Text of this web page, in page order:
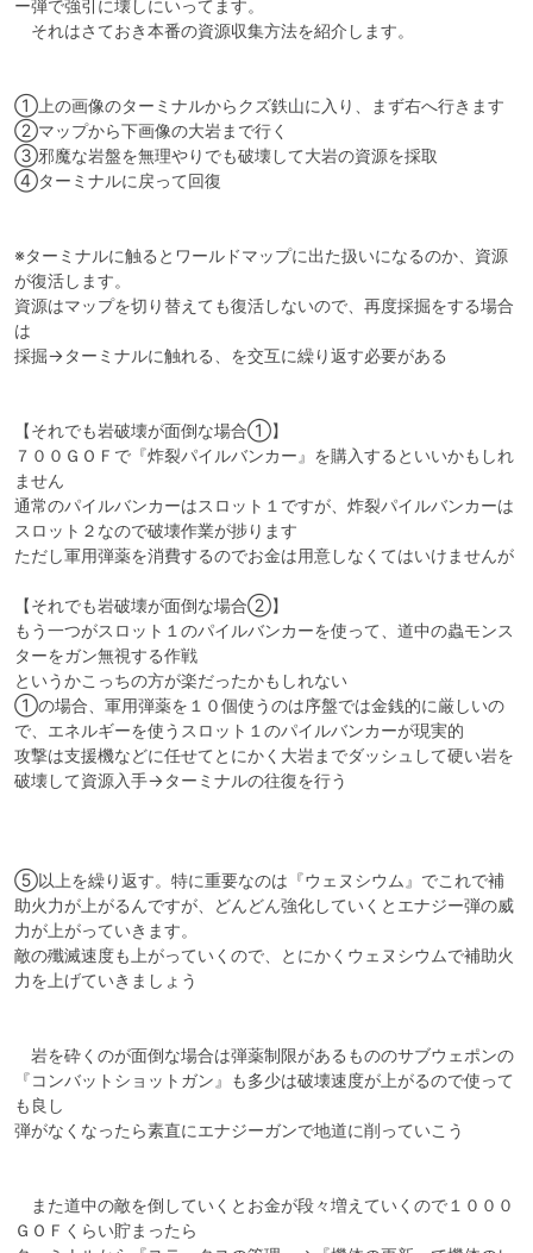
ー弾で強引に壊しにいってます。
それはさておき本番の資源収集方法を紹介します。
①上の画像のターミナルからクズ鉄山に入り、まず右へ行きます
②マップから下画像の大岩まで行く
③邪魔な岩盤を無理やりでも破壊して大岩の資源を採取
④ターミナルに戻って回復
※ターミナルに触るとワールドマップに出た扱いになるのか、資源
が復活します。
資源はマップを切り替えても復活しないので、再度採掘をする場合
は
採掘→ターミナルに触れる、を交互に繰り返す必要がある
【それでも岩破壊が面倒な場合①】
７００ＧＯＦで『炸裂パイルバンカー』を購入するといいかもしれ
ません
通常のパイルバンカーはスロット１ですが、炸裂パイルバンカーは
スロット２なので破壊作業が捗ります
ただし軍用弾薬を消費するのでお金は用意しなくてはいけませんが
【それでも岩破壊が面倒な場合②】
もう一つがスロット１のパイルバンカーを使って、道中の蟲モンス
ターをガン無視する作戦
というかこっちの方が楽だったかもしれない
①の場合、軍用弾薬を１０個使うのは序盤では金銭的に厳しいの
で、エネルギーを使うスロット１のパイルバンカーが現実的
攻撃は支援機などに任せてとにかく大岩までダッシュして硬い岩を
破壊して資源入手→ターミナルの往復を行う
⑤以上を繰り返す。特に重要なのは『ウェヌシウム』でこれで補
助火力が上がるんですが、どんどん強化していくとエナジー弾の威
力が上がっていきます。
敵の殲滅速度も上がっていくので、とにかくウェヌシウムで補助火
力を上げていきましょう
岩を砕くのが面倒な場合は弾薬制限があるもののサブウェポンの
『コンバットショットガン』も多少は破壊速度が上がるので使って
も良し
弾がなくなったら素直にエナジーガンで地道に削っていこう
また道中の敵を倒していくとお金が段々増えていくので１０００
ＧＯＦくらい貯まったら